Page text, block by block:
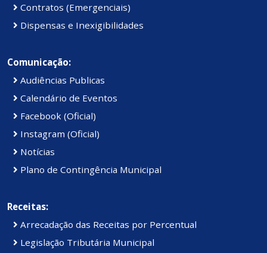
Contratos (Emergenciais)
Dispensas e Inexigibilidades
Comunicação:
Audiências Publicas
Calendário de Eventos
Facebook (Oficial)
Instagram (Oficial)
Notícias
Plano de Contingência Municipal
Receitas:
Arrecadação das Receitas por Percentual
Legislação Tributária Municipal